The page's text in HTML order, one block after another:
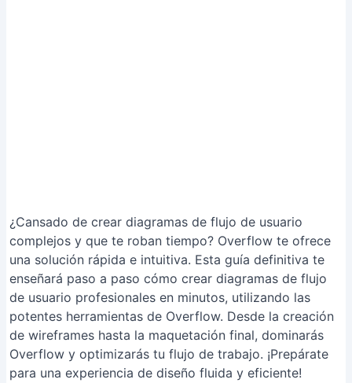
¿Cansado de crear diagramas de flujo de usuario
complejos y que te roban tiempo? Overflow te ofrece
una solución rápida e intuitiva. Esta guía definitiva te
enseñará paso a paso cómo crear diagramas de flujo
de usuario profesionales en minutos, utilizando las
potentes herramientas de Overflow. Desde la creación
de wireframes hasta la maquetación final, dominarás
Overflow y optimizarás tu flujo de trabajo. ¡Prepárate
para una experiencia de diseño fluida y eficiente!